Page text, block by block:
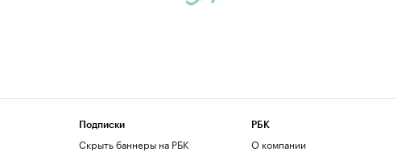
Подписки
Скрыть баннеры на РБК
РБК
О компании